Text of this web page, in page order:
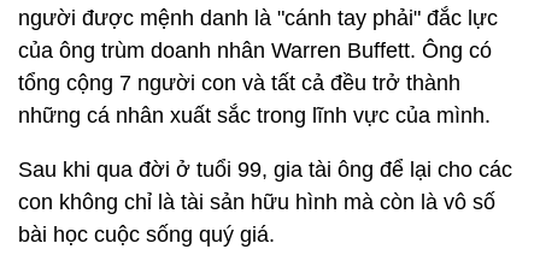
người được mệnh danh là "cánh tay phải" đắc lực
của ông trùm doanh nhân Warren Buffett. Ông có
tổng cộng 7 người con và tất cả đều trở thành
những cá nhân xuất sắc trong lĩnh vực của mình.
Sau khi qua đời ở tuổi 99, gia tài ông để lại cho các
con không chỉ là tài sản hữu hình mà còn là vô số
bài học cuộc sống quý giá.